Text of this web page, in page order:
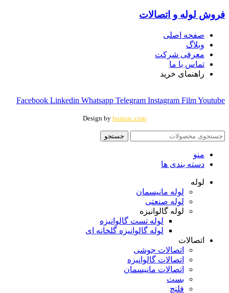
فروش لوله و اتصالات
صفحه اصلی
وبلاگ
معرفی شرکت
تماس با ما
راهنمای خرید
Facebook Linkedin Whatsapp Telegram Instagram FilmYoutube
Design by businic.com
جستجو
منو
دسته بندی ها
لوله
لوله مانیسمان
لوله صنعتی
لوله گالوانیزه
لوله تست گالوانیزه
لوله گالوانیزه گلخانه ای
اتصالات
اتصالات جوشی
اتصالات گالوانیزه
اتصالات مانیسمان
بست
فلنچ